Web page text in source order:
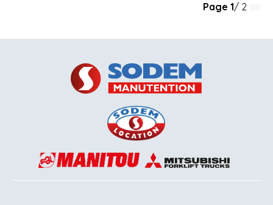
Page 1/ 2